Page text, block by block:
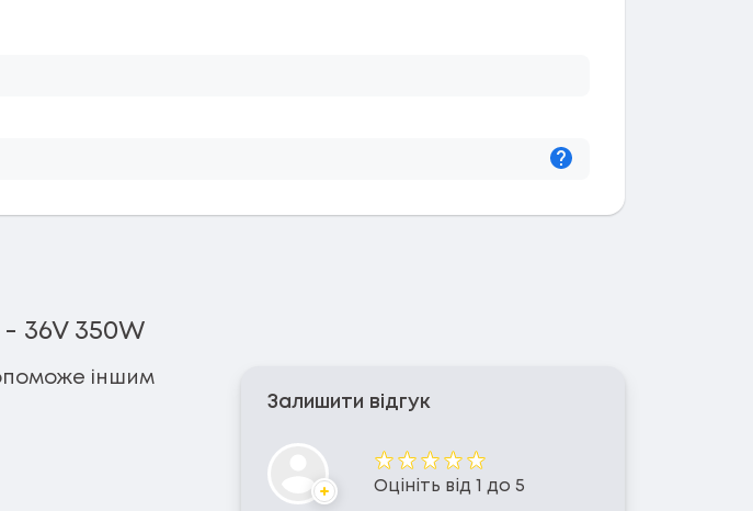
Підказка
36V 350W
іншим
Залишити відгук
Аватар
Оцінка
Оцініть від 1 до 5